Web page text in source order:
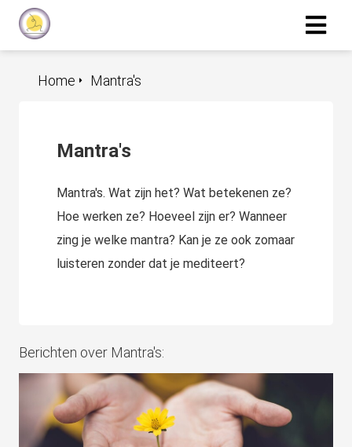
Mantra's
Home
Mantra's
Mantra's. Wat zijn het? Wat betekenen ze?
Hoe werken ze? Hoeveel zijn er? Wanneer
zing je welke mantra? Kan je ze ook zomaar
luisteren zonder dat je mediteert?
Berichten over Mantra's: